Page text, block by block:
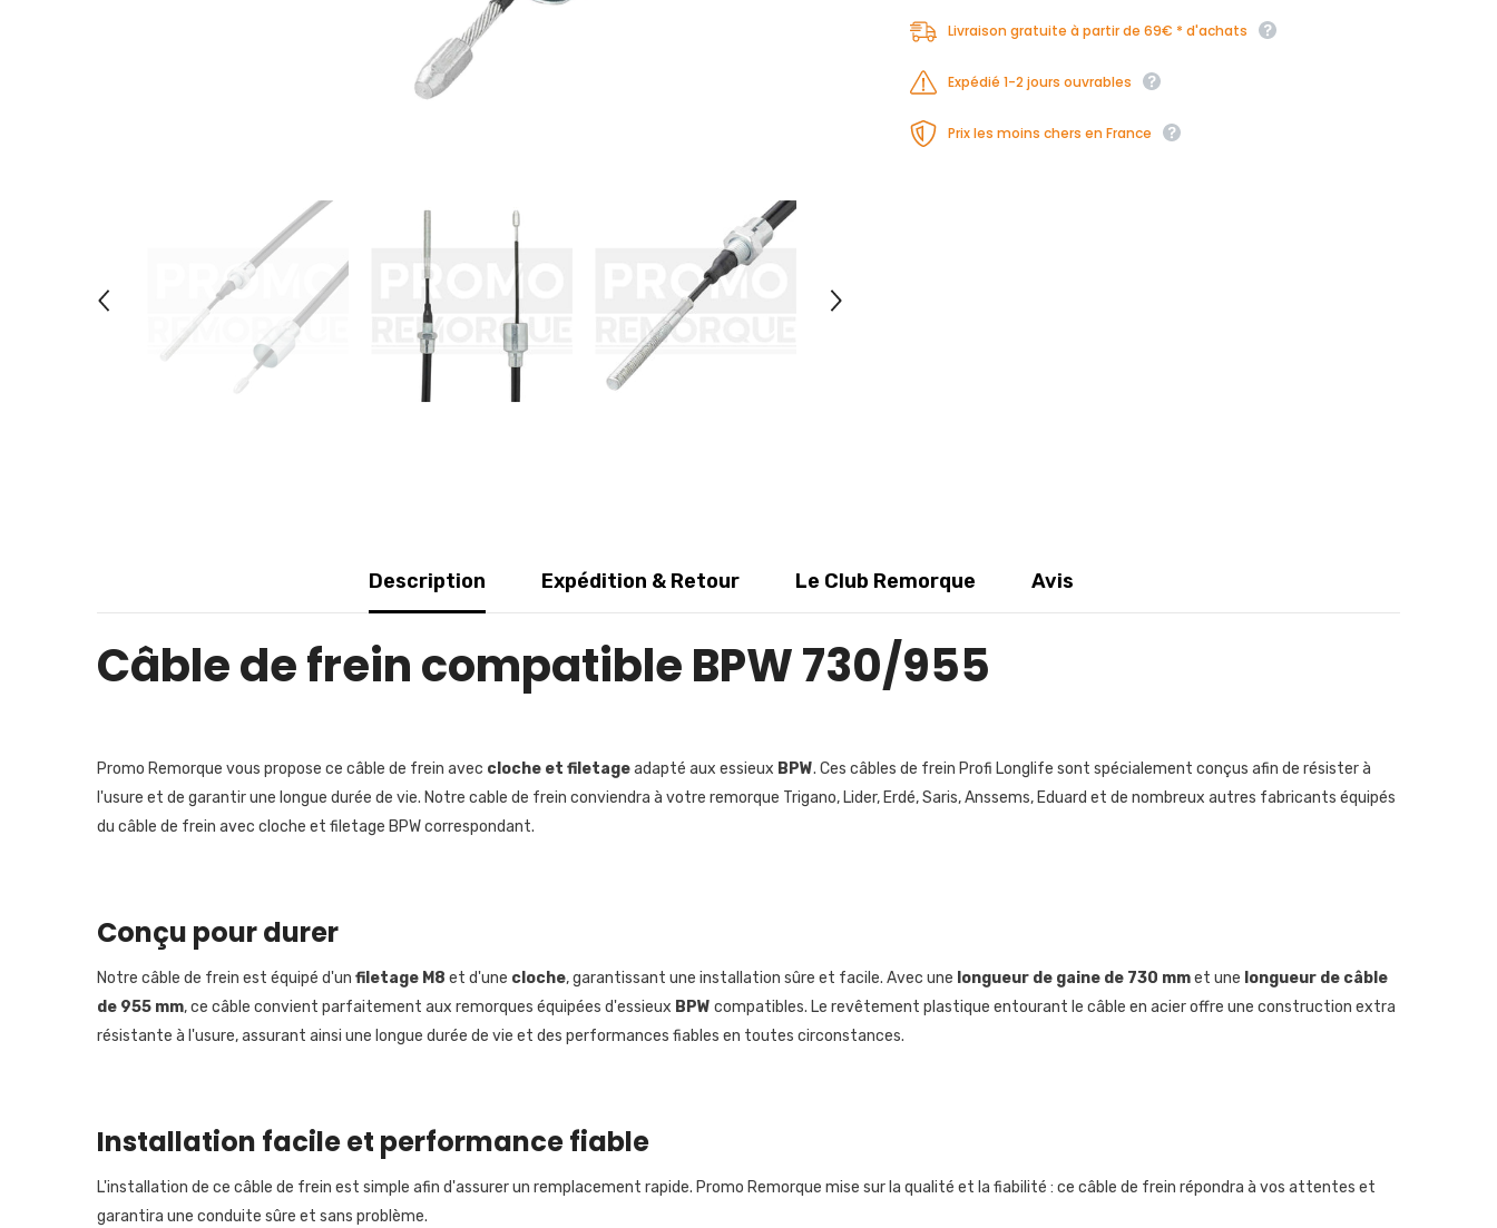
Livraison gratuite à partir de 69€ * d'achats
Expédié 1-2 jours ouvrables
Prix les moins chers en France
Description Expédition & Retour Le Club Remorque Avis
Câble de frein compatible BPW 730/955
Promo Remorque vous propose ce câble de frein avec cloche et filetageadapté aux essieux BPW. Ces câbles de frein Profi Longlife sont spécialement conçus afin de résister à
l'usure et de garantir une longue durée de vie. Notre cable de frein conviendra à votre remorque Trigano, Lider, Erdé, Saris, Anssems, Eduard et de nombreux autres fabricants équipés
du câble de frein avec cloche et filetage BPW correspondant.
Conçu pour durer
Notre câble de frein est équipé d'un filetage M8 et d'une cloche, garantissant une installation sûre et facile. Avec une longueur de gaine de 730 mmet une longueur de câble
de 955 mm, ce câble convient parfaitement aux remorques équipées d'essieux BPW compatibles. Le revêtement plastique entourant le câble en acier offre une construction extra
résistante à l'usure, assurant ainsi une longue durée de vie et des performances fiables en toutes circonstances.
Installation facile et performance fiable
L'installation de ce câble de frein est simple afin d'assurer un remplacement rapide. Promo Remorque mise sur la qualité et la fiabilité : ce câble de frein répondra à vos attentes et
garantira une conduite sûre et sans problème.